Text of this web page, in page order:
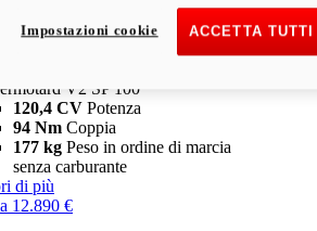
35 kW: 18.890 € i
scopri di più
V2 SP 100
120,4 CV Potenza
94 Nm Coppia
177 kg Peso in ordine di marcia
senza carburante
di più
12.890 €
ACCETTA
Impostazioni cookie